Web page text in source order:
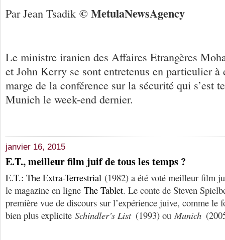
Par Jean Tsadik © MetulaNewsAgency
Le ministre iranien des Affaires Etrangères
et John Kerry se sont entretenus en particulier à
marge de la conférence sur la sécurité qui s’est
Munich le week-end dernier.
janvier 16, 2015
E.T., meilleur film juif de tous les temps ?
E.T.: The Extra-Terrestrial (1982) a été voté meilleur film
le magazine en ligne The Tablet. Le conte de Steven
première vue de discours sur l’expérience juive, comme le
bien plus explicite Schindler’s List (1993) ou Munich